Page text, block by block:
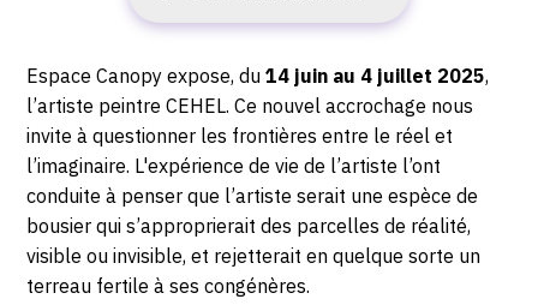
VENDREDI
4
JUILLET
2025
Pajol,
75
118
Paris
Description,
horaires...
Espace Canopy expose, du14 juin au 4 juillet 2025,
l’artiste peintre CEHEL. Ce nouvel accrochage nous
invite à questionner les frontières entre le réel et
l’imaginaire. L'expérience de vie de l’artiste l’ont
conduite à penser que l’artiste serait une espèce de
bousier qui s’approprierait des parcelles de réalité,
visible ou invisible, et rejetterait en quelque sorte un
terreau fertile à ses congénères.